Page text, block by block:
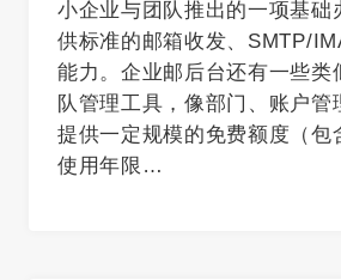
小企业与团队推出的一项基础
供标准的邮箱收发、SMTP/
能力。企业邮后台还有一些类
队管理工具，像部门、账户管
提供一定规模的免费额度（包
使用年限…